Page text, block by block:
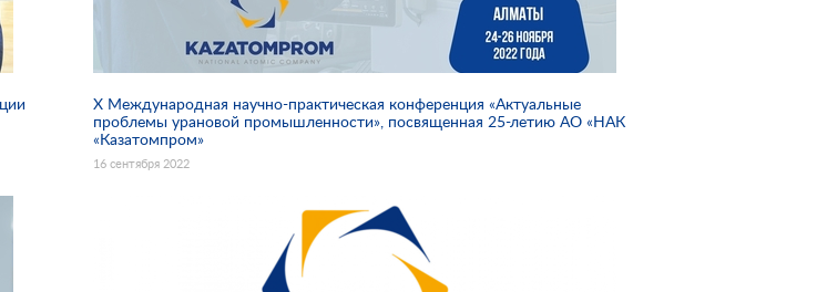
Х Международная научно-практическая конференция «Актуальные
проблемы урановой промышленности», посвященная 25-летию АО «НАК
«Казатомпром»
16 сентября 2022